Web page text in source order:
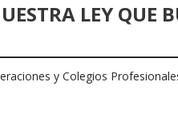
LEY QUE
y Colegios